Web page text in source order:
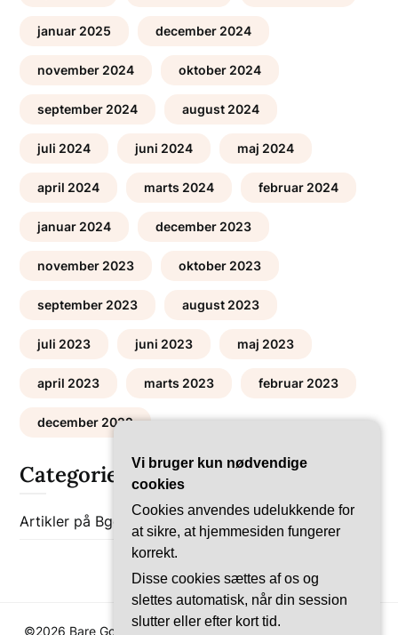
januar 2025 december 2024
november 2024 oktober 2024
september 2024 august 2024
juli 2024 juni 2024 maj 2024
april 2024 marts 2024 februar 2024
januar 2024 december 2023
november 2023 oktober 2023
september 2023 august 2023
juli 2023 juni 2023 maj 2023
april 2023 marts 2023 februar 2023
december 2022
Categories
Artikler på Bgob Bolig-Guides
©2026 Bare Go Bolig| WordPress Theme by
Vi bruger kun nødvendige
cookies
Cookies anvendes udelukkende for
at sikre, at hjemmesiden fungerer
korrekt.
Disse cookies sættes af os og
slettes automatisk, når din session
slutter eller efter kort tid.